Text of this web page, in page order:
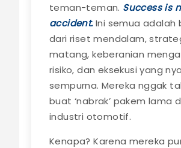
teman-teman. Success is
accident.Ini semua adalah
dari riset mendalam,
matang, keberanian
risiko, dan eksekusi yang
sempurna. Mereka nggak
buat ‘nabrak’ pakem lama
industri otomotif.
Kenapa? Karena mereka